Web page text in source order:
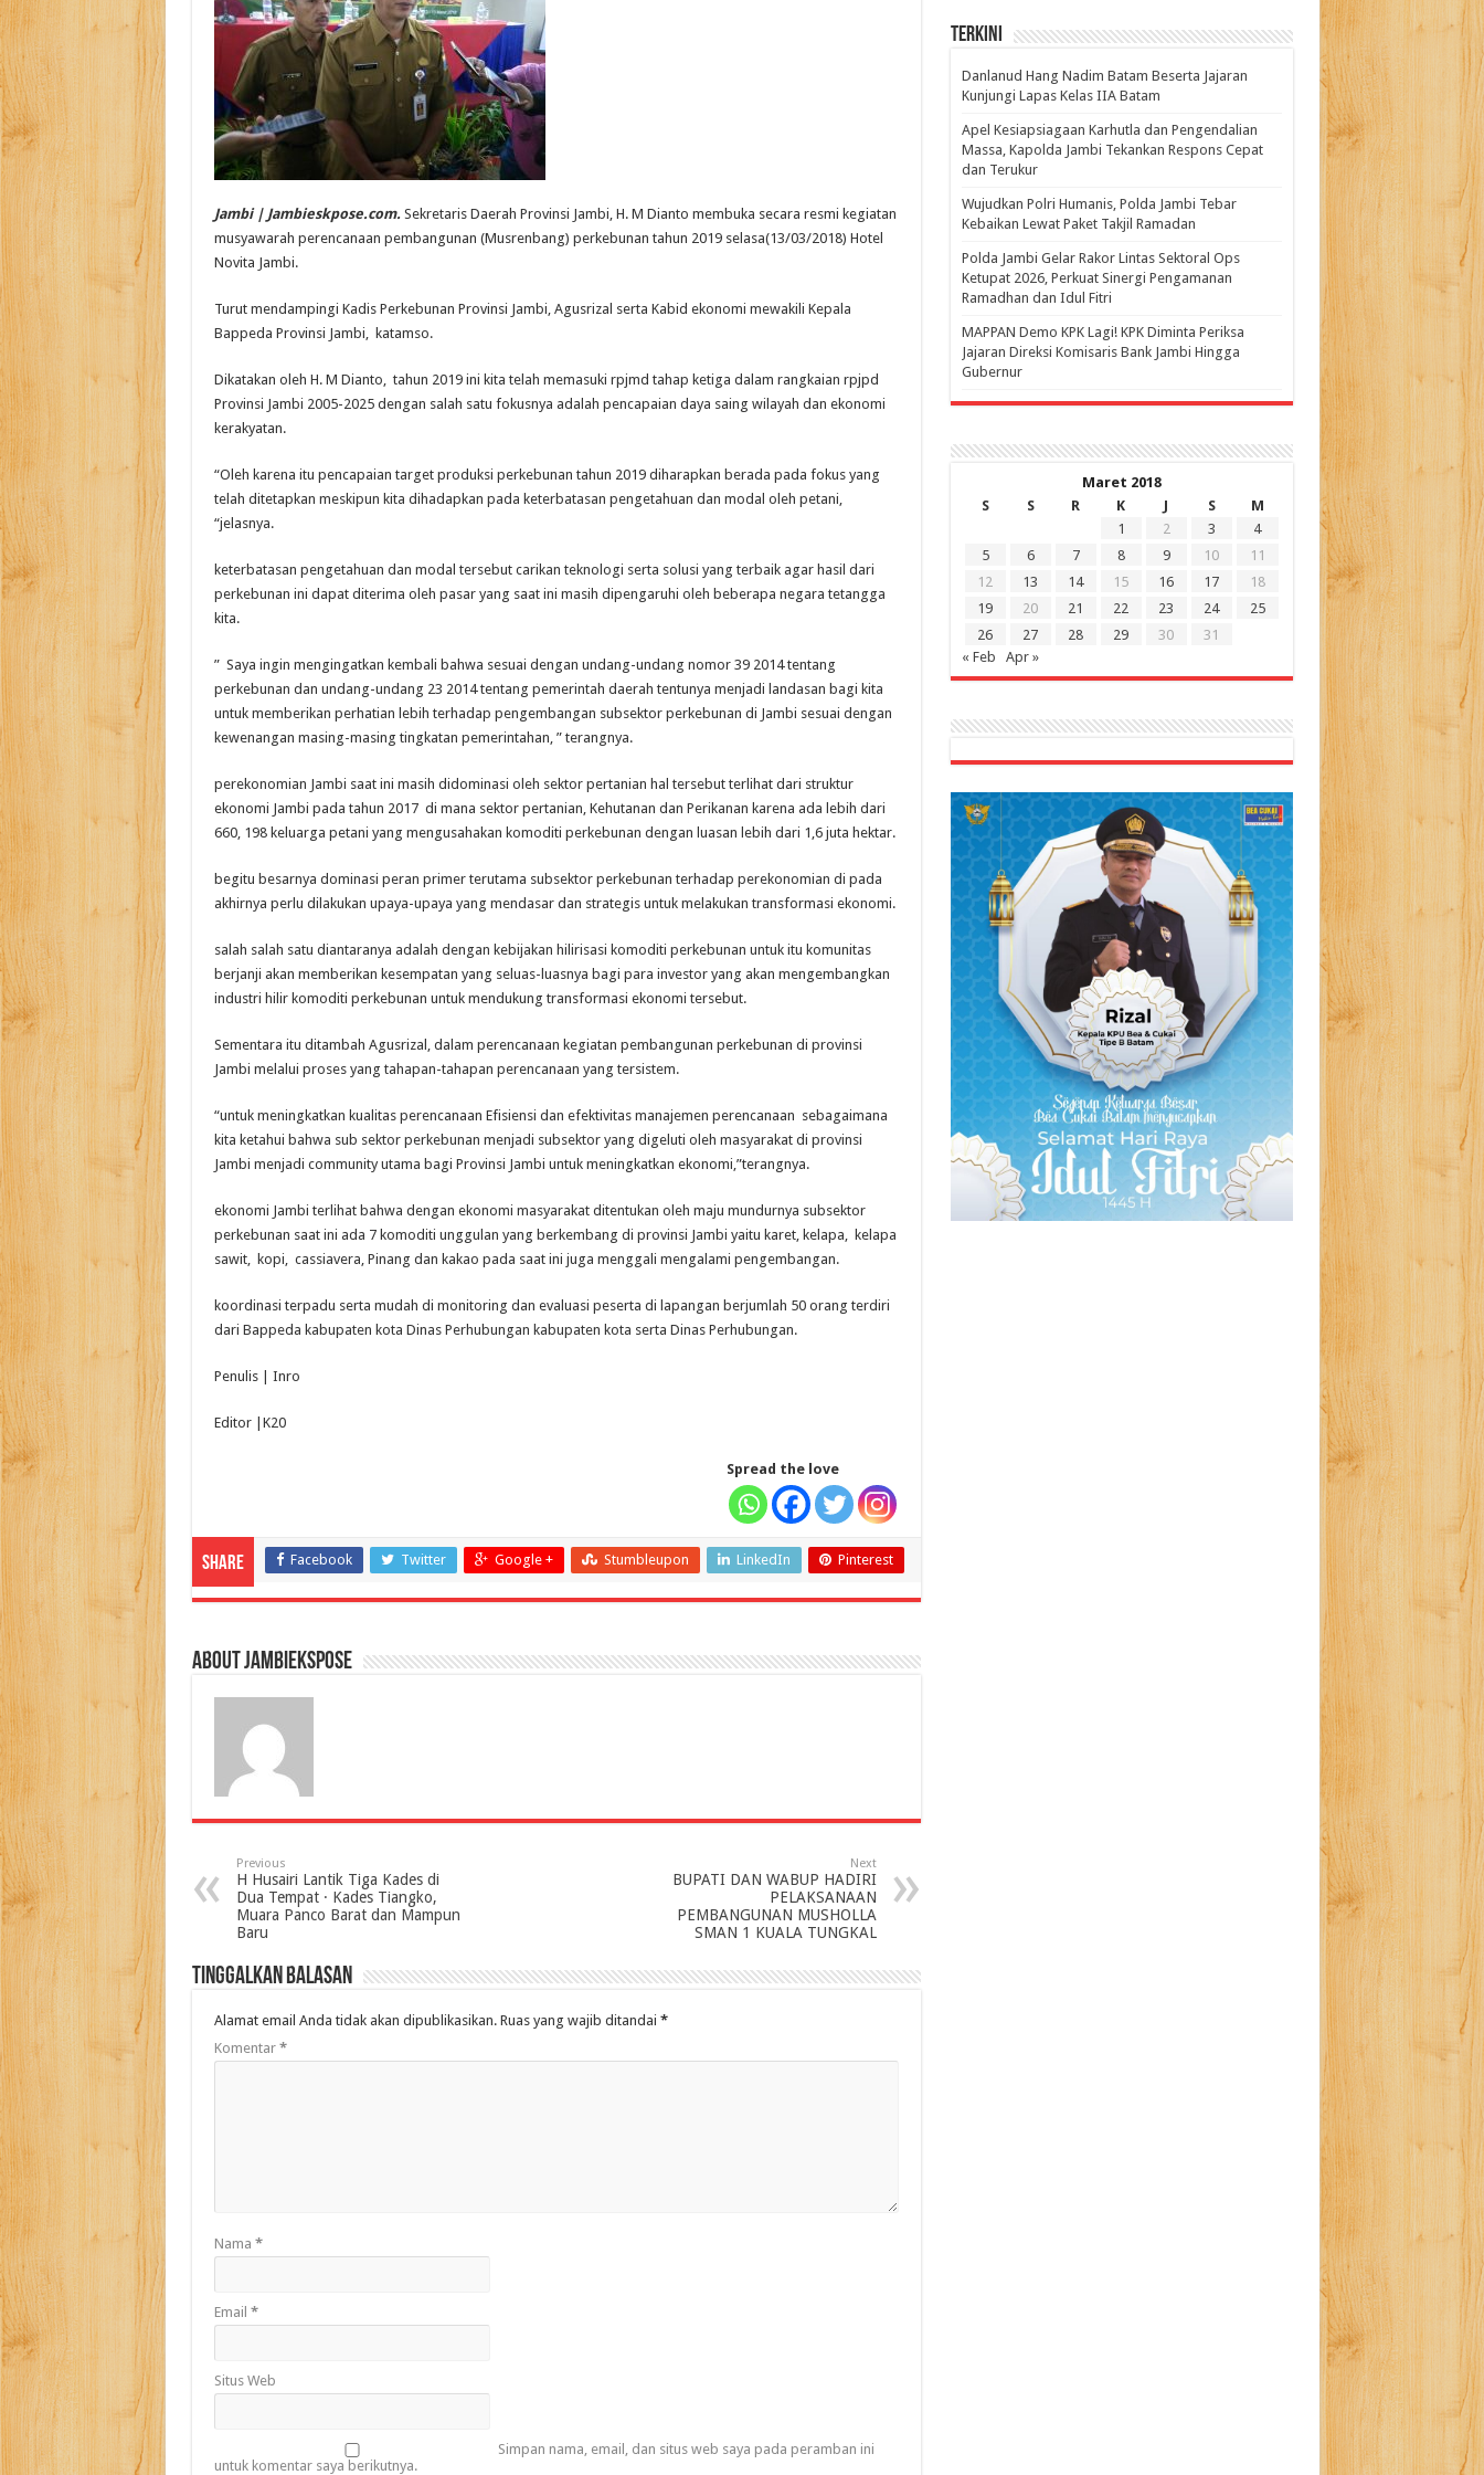
Jambi | Jambieskpose.com.Sekretaris Daerah Provinsi Jambi, H. M Dianto membuka secara resmi kegiatan
musyawarah perencanaan pembangunan (Musrenbang) perkebunan tahun 2019 selasa(13/03/2018) Hotel
Novita Jambi.
Turut mendampingi Kadis Perkebunan Provinsi Jambi, Agusrizal serta Kabid ekonomi mewakili Kepala
Bappeda Provinsi Jambi, katamso.
Dikatakan oleh H. M Dianto, tahun 2019 ini kita telah memasuki rpjmd tahap ketiga dalam rangkaian rpjpd
Provinsi Jambi 2005-2025 dengan salah satu fokusnya adalah pencapaian daya saing wilayah dan ekonomi
kerakyatan.
“Oleh karena itu pencapaian target produksi perkebunan tahun 2019 diharapkan berada pada fokus yang
telah ditetapkan meskipun kita dihadapkan pada keterbatasan pengetahuan dan modal oleh petani,
“jelasnya.
keterbatasan pengetahuan dan modal tersebut carikan teknologi serta solusi yang terbaik agar hasil dari
perkebunan ini dapat diterima oleh pasar yang saat ini masih dipengaruhi oleh beberapa negara tetangga
kita.
” Saya ingin mengingatkan kembali bahwa sesuai dengan undang-undang nomor 39 2014 tentang
perkebunan dan undang-undang 23 2014 tentang pemerintah daerah tentunya menjadi landasan bagi kita
untuk memberikan perhatian lebih terhadap pengembangan subsektor perkebunan di Jambi sesuai dengan
kewenangan masing-masing tingkatan pemerintahan, ” terangnya.
perekonomian Jambi saat ini masih didominasi oleh sektor pertanian hal tersebut terlihat dari struktur
ekonomi Jambi pada tahun 2017 di mana sektor pertanian, Kehutanan dan Perikanan karena ada lebih dari
660, 198 keluarga petani yang mengusahakan komoditi perkebunan dengan luasan lebih dari 1,6 juta hektar.
begitu besarnya dominasi peran primer terutama subsektor perkebunan terhadap perekonomian di pada
akhirnya perlu dilakukan upaya-upaya yang mendasar dan strategis untuk melakukan transformasi ekonomi.
salah salah satu diantaranya adalah dengan kebijakan hilirisasi komoditi perkebunan untuk itu komunitas
berjanji akan memberikan kesempatan yang seluas-luasnya bagi para investor yang akan mengembangkan
industri hilir komoditi perkebunan untuk mendukung transformasi ekonomi tersebut.
Sementara itu ditambah Agusrizal, dalam perencanaan kegiatan pembangunan perkebunan di provinsi
Jambi melalui proses yang tahapan-tahapan perencanaan yang tersistem.
“untuk meningkatkan kualitas perencanaan Efisiensi dan efektivitas manajemen perencanaan sebagaimana
kita ketahui bahwa sub sektor perkebunan menjadi subsektor yang digeluti oleh masyarakat di provinsi
Jambi menjadi community utama bagi Provinsi Jambi untuk meningkatkan ekonomi,”terangnya.
ekonomi Jambi terlihat bahwa dengan ekonomi masyarakat ditentukan oleh maju mundurnya subsektor
perkebunan saat ini ada 7 komoditi unggulan yang berkembang di provinsi Jambi yaitu karet, kelapa, kelapa
sawit, kopi, cassiavera, Pinang dan kakao pada saat ini juga menggali mengalami pengembangan.
koordinasi terpadu serta mudah di monitoring dan evaluasi peserta di lapangan berjumlah 50 orang terdiri
dari Bappeda kabupaten kota Dinas Perhubungan kabupaten kota serta Dinas Perhubungan.
Penulis | Inro
Editor |K20
Spread the love
Share Facebook Twitter Google + Stumbleupon LinkedIn Pinterest
About jambiekspose
Previous
H Husairi Lantik Tiga Kades di
Dua Tempat · Kades Tiangko,
Muara Panco Barat dan Mampun
Baru
Next
BUPATI DAN WABUP HADIRI
PELAKSANAAN
PEMBANGUNAN MUSHOLLA
SMAN 1 KUALA TUNGKAL
Tinggalkan Balasan
Alamat email Anda tidak akan dipublikasikan. Ruas yang wajib ditandai *
Komentar *
Nama *
Email *
Situs Web
Simpan nama, email, dan situs web saya pada peramban ini
untuk komentar saya berikutnya.
Terkini
Danlanud Hang Nadim Batam Beserta Jajaran
Kunjungi Lapas Kelas IIA Batam
Apel Kesiapsiagaan Karhutla dan Pengendalian
Massa, Kapolda Jambi Tekankan Respons Cepat
dan Terukur
Wujudkan Polri Humanis, Polda Jambi Tebar
Kebaikan Lewat Paket Takjil Ramadan
Polda Jambi Gelar Rakor Lintas Sektoral Ops
Ketupat 2026, Perkuat Sinergi Pengamanan
Ramadhan dan Idul Fitri
‎MAPPAN Demo KPK Lagi! KPK Diminta Periksa
Jajaran Direksi Komisaris Bank Jambi Hingga
Gubernur ‎
Maret 2018
S
S R K J S
M
1
2 3
4
5
6 7 8 9 10
11
12
13 14 15 16 17
18
19
20 21 22 23 24
25
26
27 28 29 30
31
« Feb
Apr »